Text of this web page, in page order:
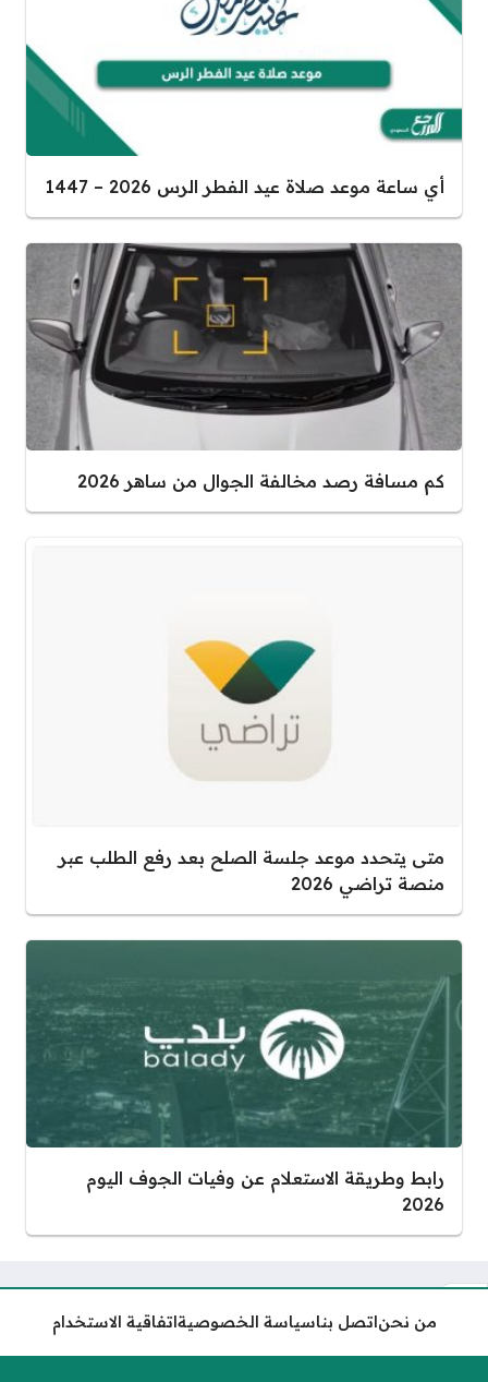
أي ساعة موعد صلاة عيد الفطر الرس 2026 – 1447
كم مسافة رصد مخالفة الجوال من ساهر 2026
متى يتحدد موعد جلسة الصلح بعد رفع الطلب عبر
منصة تراضي 2026
رابط وطريقة الاستعلام عن وفيات الجوف اليوم
2026
من نحناتصل بناسياسة الخصوصيةاتفاقية الاستخدام
متى يبدأ رمضان في السعودية
1447 – 2026